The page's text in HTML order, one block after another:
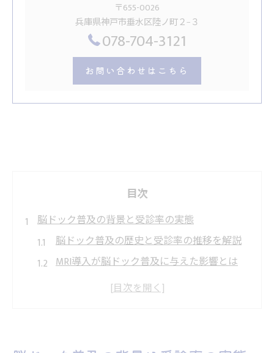
〒655-0026
兵庫県神戸市垂水区陸ノ町２−３
078-704-3121
お問い合わせはこちら
目次
脳ドック普及の背景と受診率の実態
脳ドック普及の歴史と受診率の推移を解説
MRI導入が脳ドック普及に与えた影響とは
脳ドック受診率が上がらない現状の背景